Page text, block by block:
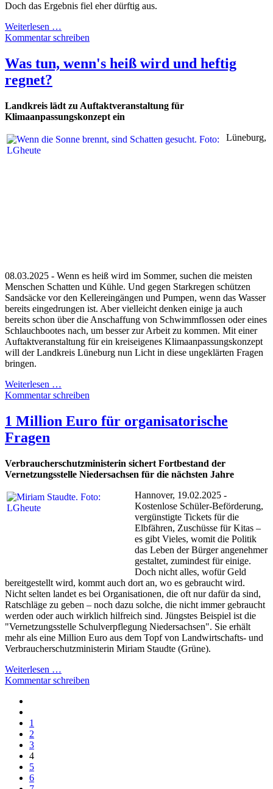
Doch das Ergebnis fiel eher dürftig aus.
Weiterlesen …
Kommentar schreiben
Was tun, wenn's heiß wird und heftig
regnet?
Landkreis lädt zu Auftaktveranstaltung für
Klimaanpassungskonzept ein
Lüneburg,
08.03.2025 - Wenn es heiß wird im Sommer, suchen die meisten
Menschen Schatten und Kühle. Und gegen Starkregen schützen
Sandsäcke vor den Kellereingängen und Pumpen, wenn das Wasser
bereits eingedrungen ist. Aber vielleicht denken einige ja auch
bereits schon über die Anschaffung von Schwimmflossen oder eines
Schlauchbootes nach, um besser zur Arbeit zu kommen. Mit einer
Auftaktveranstaltung für ein kreiseigenes Klimaanpassungskonzept
will der Landkreis Lüneburg nun Licht in diese ungeklärten Fragen
bringen.
Weiterlesen …
Kommentar schreiben
1 Million Euro für organisatorische
Fragen
Verbraucherschutzministerin sichert Fortbestand der
Vernetzungsstelle Niedersachsen für die nächsten Jahre
Hannover, 19.02.2025 -
Kostenlose Schüler-Beförderung,
vergünstigte Tickets für die
Elbfähren, Zuschüsse für Kitas –
es gibt Vieles, womit die Politik
das Leben der Bürger angenehmer
gestaltet, zumindest für einige.
Doch nicht alles, wofür Geld
bereitgestellt wird, kommt auch dort an, wo es gebraucht wird.
Nicht selten landet es bei Organisationen, die oft nur dafür da sind,
Ratschläge zu geben – noch dazu solche, die nicht immer gebraucht
werden oder auch wirklich hilfreich sind. Jüngstes Beispiel ist die
"Vernetzungsstelle Schulverpflegung Niedersachsen". Sie erhält
mehr als eine Million Euro aus dem Topf von Landwirtschafts- und
Verbraucherschutzministerin Miriam Staudte (Grüne).
Weiterlesen …
Kommentar schreiben
1
2
3
4
5
6